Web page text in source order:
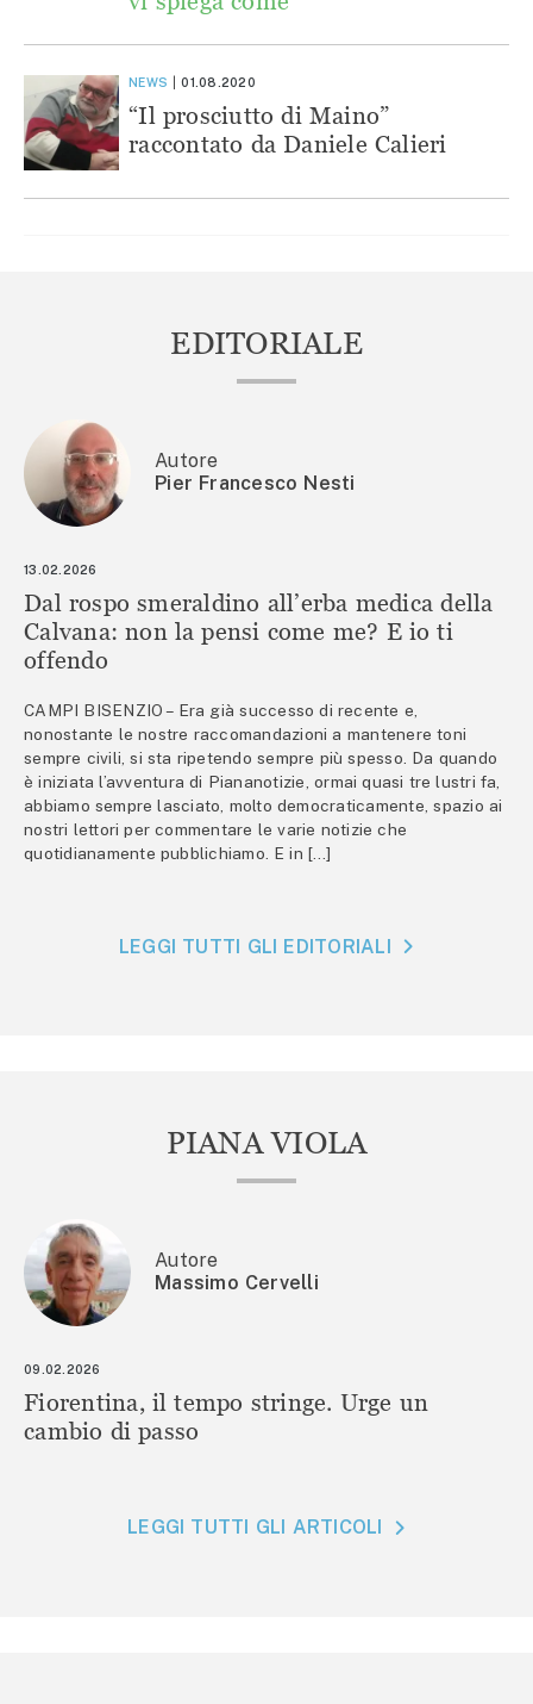
NEWS 01.08.2020
“Il prosciutto di Maino”
raccontato da Daniele Calieri
EDITORIALE
Autore
Pier Francesco Nesti
13.02.2026
Dal rospo smeraldino all’erba medica della
Calvana: non la pensi come me? E io ti
offendo
CAMPI BISENZIO – Era già successo di recente e,
nonostante le nostre raccomandazioni a mantenere toni
sempre civili, si sta ripetendo sempre più spesso. Da quando
è iniziata l’avventura di Piananotizie, ormai quasi tre lustri fa,
abbiamo sempre lasciato, molto democraticamente, spazio ai
nostri lettori per commentare le varie notizie che
quotidianamente pubblichiamo. E in […]
LEGGI TUTTI GLI EDITORIALI
PIANA VIOLA
Autore
Massimo Cervelli
09.02.2026
Fiorentina, il tempo stringe. Urge un
cambio di passo
LEGGI TUTTI GLI ARTICOLI